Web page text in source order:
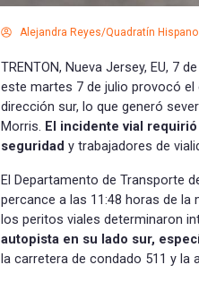
Alejandra Reyes/Quadratín Hispano
TRENTON, Nueva Jersey, EU, 7
este martes 7 de julio provocó el
dirección sur, lo que generó
Morris. El incidente vial
seguridad y trabajadores de
El Departamento de Transporte
percance a las 11:48 horas de la
los peritos viales determinaron
autopista en su lado sur,
la carretera de condado 511 y la